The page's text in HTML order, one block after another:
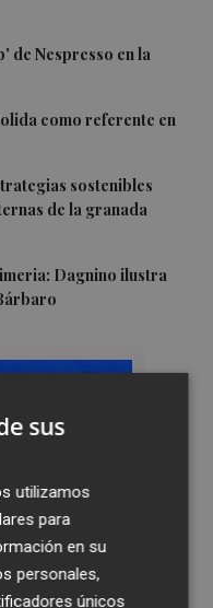
de Nespresso en la
como referente en
sostenibles
de la granada
Dagnino ilustra
sus
utilizamos
para
en su
personales,
únicos